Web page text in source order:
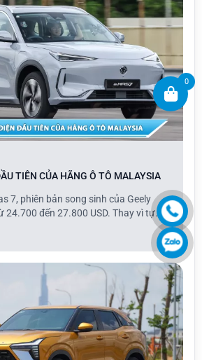
TIÊN CỦA HÃNG Ô TÔ MALAYSIA
7, phiên bản song sinh của Geely
24.700 đến 27.800 USD. Thay vì tự
lựa chọn rebadge mẫu xe của thương
vậy thiết kế và các cấu phần của eMas
Galaxy E5, ch
0